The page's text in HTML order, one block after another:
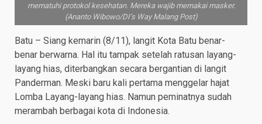
mematuhi protokol kesehatan. Mereka wajib memakai masker.
(Ananto Wibowo/DI’s Way Malang Post)
Batu – Siang kemarin (8/11), langit Kota Batu benar-
benar berwarna. Hal itu tampak setelah ratusan layang-
layang hias, diterbangkan secara bergantian di langit
Panderman. Meski baru kali pertama menggelar hajat
Lomba Layang-layang hias. Namun peminatnya sudah
merambah berbagai kota di Indonesia.